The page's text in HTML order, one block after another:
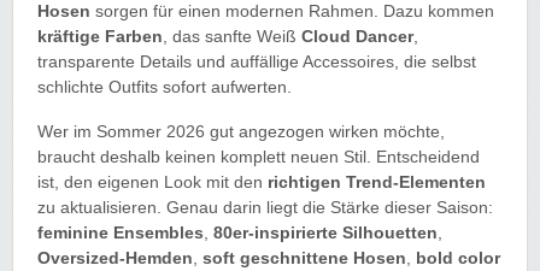
Hosen sorgen für einen modernen Rahmen. Dazu kommen
kräftige Farben , das sanfte Weiß Cloud Dancer,
transparente Details und auffällige Accessoires, die selbst
schlichte Outfits sofort aufwerten.
Wer im Sommer 2026 gut angezogen wirken möchte,
braucht deshalb keinen komplett neuen Stil. Entscheidend
ist, den eigenen Look mit den richtigen Trend-Elementen
zu aktualisieren. Genau darin liegt die Stärke dieser Saison:
feminine Ensembles 80er-inspirierte Silhouetten
Oversized-Hemden soft geschnittene Hosen
bold color